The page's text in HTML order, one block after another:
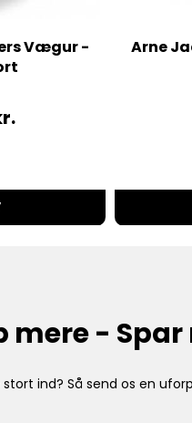
Vægur -
Arne
mere -
stort ind? Så send os en